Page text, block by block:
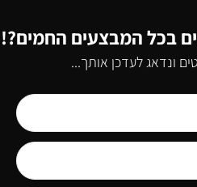
בכל המבצעים החמים?!
ונדאג לעדכן אותך...